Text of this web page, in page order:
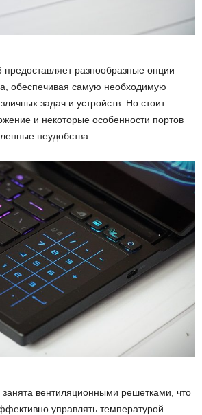
разнообразные опции
обеспечивая самую необходимую
задач и устройств. Но стоит
и некоторые особенности портов
неудобства.
занята вентиляционными решетками, что
управлять температурой